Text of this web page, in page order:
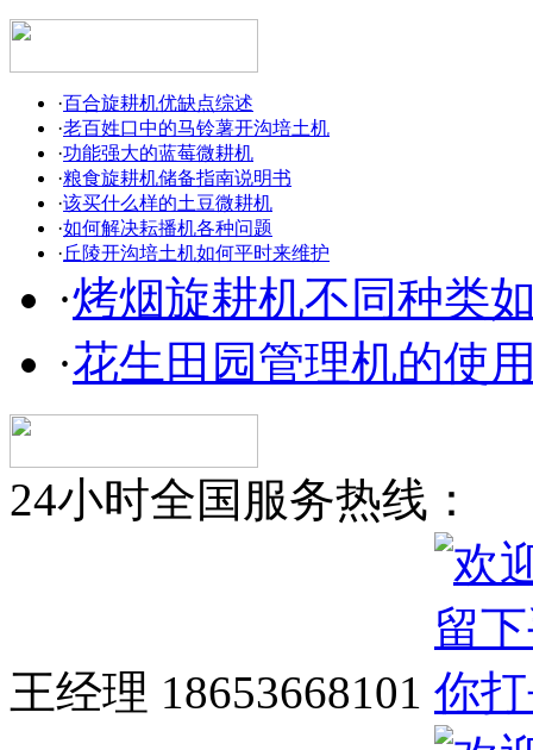
·百合旋耕机优缺点综述
·老百姓口中的马铃薯开沟培土机
·功能强大的蓝莓微耕机
·粮食旋耕机储备指南说明书
·该买什么样的土豆微耕机
·如何解决耘播机各种问题
· 丘陵开沟培土机如何平时来维护
·烤烟旋耕机不同种类
·花生田园管理机的使
24小时全国服务热线：
王经理 18653668101